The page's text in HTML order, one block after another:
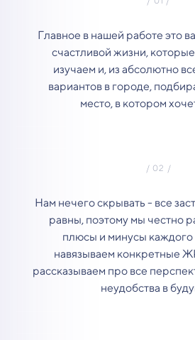
Главное в нашей работе это
счастливой жизни,
изучаем и, из абсолютно
вариантов в городе,
место, в котором
Нам нечего скрывать - все
равны, поэтому мы честно
плюсы и минусы каждого
навязываем конкретные
рассказываем про все
неудобства в